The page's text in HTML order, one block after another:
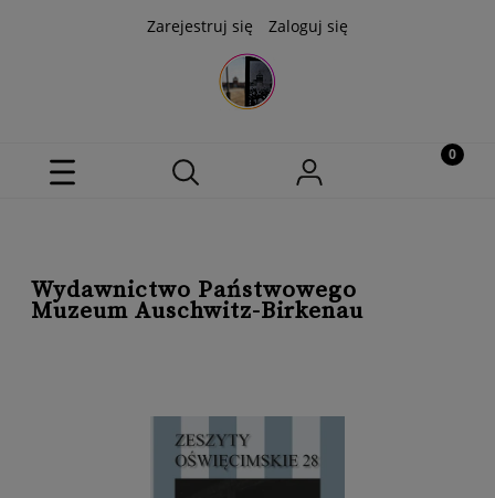
Zarejestruj się Zaloguj się
Wydawnictwo Państwowego
Muzeum Auschwitz-Birkenau